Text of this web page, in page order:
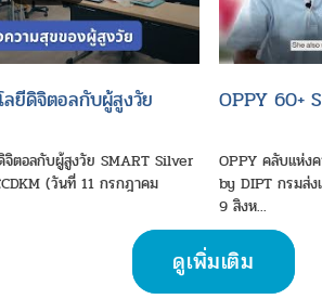
ลยีดิจิตอลกับผู้สูงวัย
จิตอลกับผู้สูงวัย SMART Silver
(วันที่ 11 กรกฎาคม
OPPY 60+
OPPY คลับแห่ง
by DIPT กรมส่ง
9 สิงห...
ดูเพิ่มเติม